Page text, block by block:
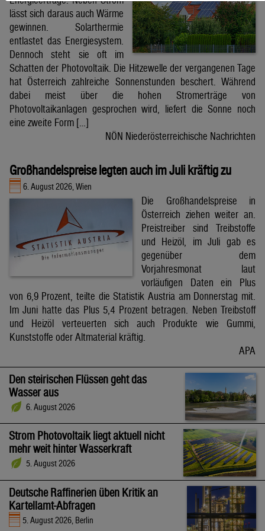
lässt sich daraus auch Wärme
gewinnen. Solarthermie
entlastet das Energiesystem.
Dennoch steht sie oft im
Schatten der Photovoltaik. Die Hitzewelle der vergangenen Tage
hat Österreich zahlreiche Sonnenstunden beschert. Während
dabei meist über die hohen Stromerträge von
Photovoltaikanlagen gesprochen wird, liefert die Sonne noch
eine zweite Form […]
NÖN Niederösterreichische Nachrichten
Großhandelspreise legten auch im Juli kräftig zu
6. August 2026, Wien
Die Großhandelspreise in
Österreich ziehen weiter an.
Preistreiber sind Treibstoffe
und Heizöl, im Juli gab es
gegenüber dem
Vorjahresmonat laut
vorläufigen Daten ein Plus
von 6,9 Prozent, teilte die Statistik Austria am Donnerstag mit.
Im Juni hatte das Plus 5,4 Prozent betragen. Neben Treibstoff
und Heizöl verteuerten sich auch Produkte wie Gummi,
Kunststoffe oder Altmaterial kräftig.
APA
Den steirischen Flüssen geht das
Wasser aus
6. August 2026
Strom Photovoltaik liegt aktuell nicht
mehr weit hinter Wasserkraft
5. August 2026
Deutsche Raffinerien üben Kritik an
Kartellamt-Abfragen
5. August 2026, Berlin